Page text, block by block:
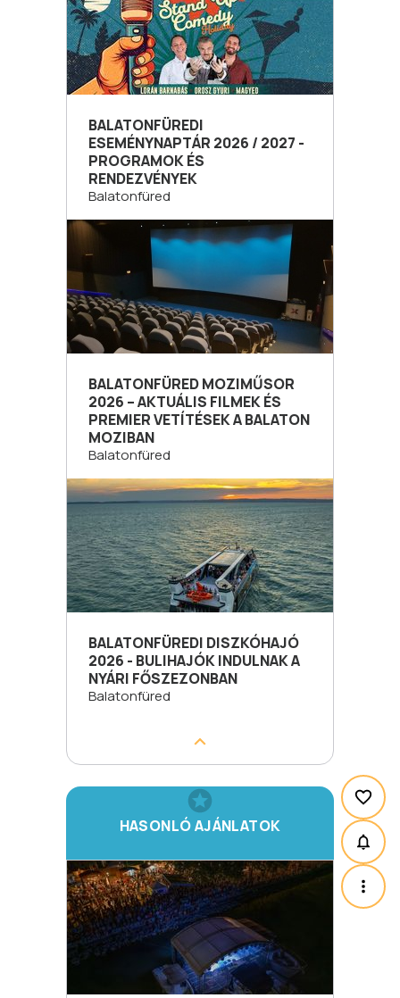
BALATONFÜREDI
ESEMÉNYNAPTÁR 2026 / 2027 -
PROGRAMOK ÉS
RENDEZVÉNYEK
Balatonfüred
BALATONFÜRED MOZIMŰSOR
2026 – AKTUÁLIS FILMEK ÉS
PREMIER VETÍTÉSEK A BALATON
MOZIBAN
Balatonfüred
BALATONFÜREDI DISZKÓHAJÓ
2026 - BULIHAJÓK INDULNAK A
NYÁRI FŐSZEZONBAN
Balatonfüred
HASONLÓ AJÁNLATOK